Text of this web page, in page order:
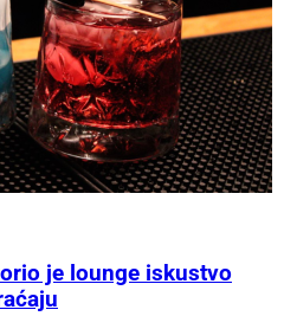
je lounge iskustvo